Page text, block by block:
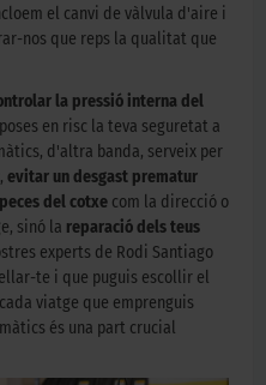
el canvi de vàlvula d'aire i
nos que reps la qualitat que
la pressió interna del
en risc la teva seguretat a
d'altra banda, serveix per
, evitar un desgast prematur
del cotxe com la direcció o
sinó la reparació dels teus
experts de Rodi Santiago
te i que puguis escollir el
viatge que emprenguis
és una part crucial